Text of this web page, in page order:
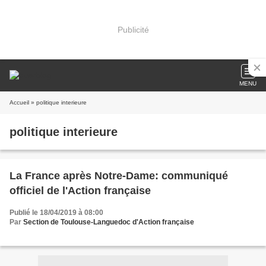
Publicité
MENU
Accueil » politique interieure
politique interieure
La France après Notre-Dame: communiqué
officiel de l'Action française
Publié le 18/04/2019 à 08:00
Par Section de Toulouse-Languedoc d'Action française